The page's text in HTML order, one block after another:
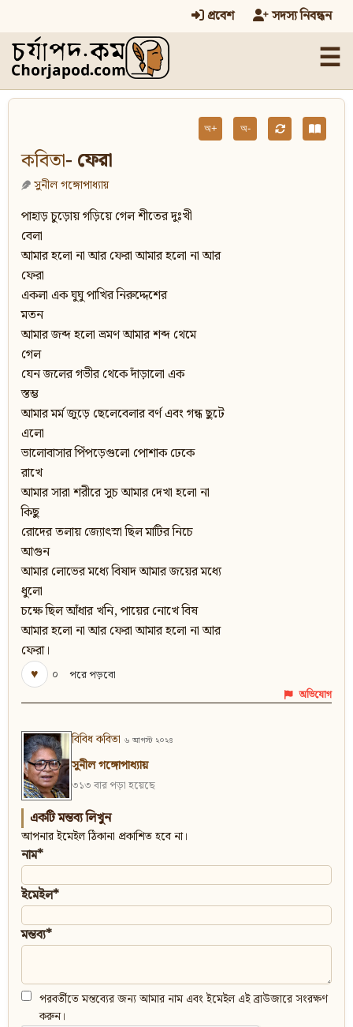
প্রবেশ সদস্য নিবন্ধন
☰
অ+ অ-
কবিতা- ফেরা
সুনীল গঙ্গোপাধ্যায়
পাহাড় চুড়োয় গড়িয়ে গেল শীতের দুঃখী
বেলা
আমার হলো না আর ফেরা আমার হলো না আর
ফেরা
একলা এক ঘুঘু পাখির নিরুদ্দেশের
মতন
আমার জব্দ হলো ভ্রমণ আমার শব্দ থেমে
গেল
যেন জলের গভীর থেকে দাঁড়ালো এক
স্তম্ভ
আমার মর্ম জুড়ে ছেলেবেলার বর্ণ এবং গন্ধ ছুটে
এলো
ভালোবাসার পিঁপড়েগুলো পোশাক ঢেকে
রাখে
আমার সারা শরীরে সুচ আমার দেখা হলো না
কিছু
রোদের তলায় জ্যোৎস্না ছিল মাটির নিচে
আগুন
আমার লোভের মধ্যে বিষাদ আমার জয়ের মধ্যে
ধুলো
চক্ষে ছিল আঁধার খনি, পায়ের নোখে বিষ
আমার হলো না আর ফেরা আমার হলো না আর
ফেরা।
♥
০ পরে পড়বো
অভিযোগ
বিবিধ কবিতা ৬ আগস্ট ২০২৪
সুনীল গঙ্গোপাধ্যায়
৩১৩ বার পড়া হয়েছে
একটি মন্তব্য লিখুন
আপনার ইমেইল ঠিকানা প্রকাশিত হবে না।
নাম*
ইমেইল*
মন্তব্য*
পরবর্তীতে মন্তব্যের জন্য আমার নাম এবং ইমেইল এই ব্রাউজারে সংরক্ষণ
করুন।